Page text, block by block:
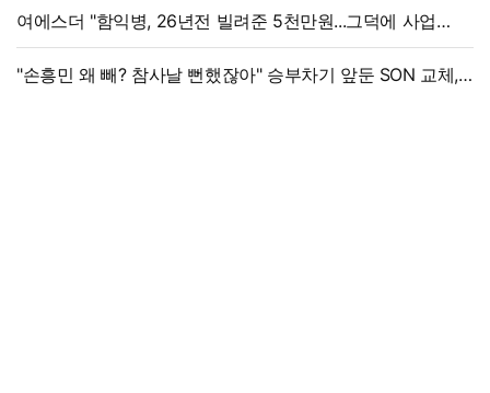
여에스더 "함익병, 26년전 빌려준 5천만원...그덕에 사업
시작"
"손흥민 왜 빼? 참사날 뻔했잖아" 승부차기 앞둔 SON 교체,